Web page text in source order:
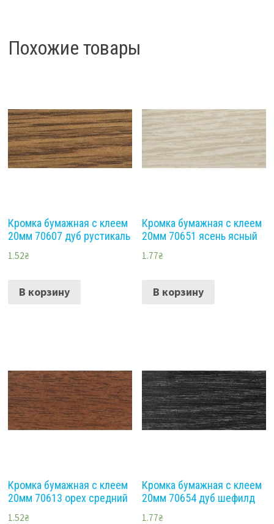
Похожие товары
Кромка бумажная с клеем
20мм 70607 дуб рустикаль
1.52₴
В корзину
Кромка бумажная с клеем
20мм 70651 ясень ясный
1.77₴
В корзину
Кромка бумажная с клеем
20мм 70613 орех средний
1.52₴
Кромка бумажная с клеем
20мм 70654 дуб шефилд
1.77₴